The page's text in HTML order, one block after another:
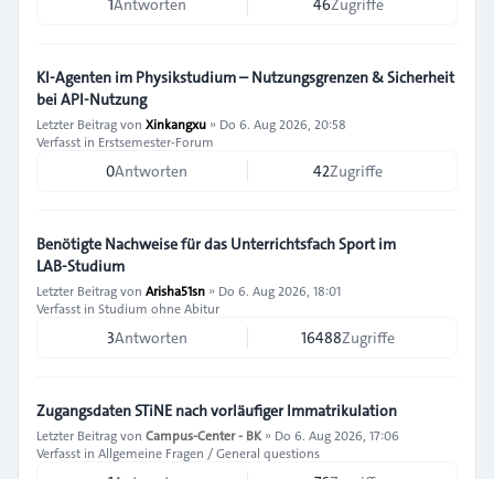
1Antworten 46Zugriffe
KI-Agenten im Physikstudium – Nutzungsgrenzen & Sicherheit
bei API-Nutzung
Letzter Beitrag von Xinkangxu » Do 6. Aug 2026, 20:58
Verfasst in Erstsemester-Forum
0Antworten 42Zugriffe
Benötigte Nachweise für das Unterrichtsfach Sport im
LAB‑Studium
Letzter Beitrag von Arisha51sn » Do 6. Aug 2026, 18:01
Verfasst in Studium ohne Abitur
3Antworten 16488Zugriffe
Zugangsdaten STiNE nach vorläufiger Immatrikulation
Letzter Beitrag von Campus-Center - BK» Do 6. Aug 2026, 17:06
Verfasst in Allgemeine Fragen / General questions